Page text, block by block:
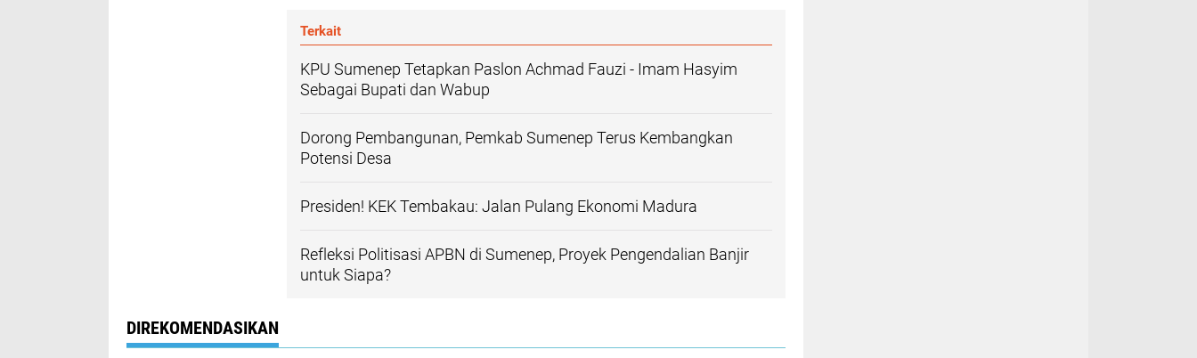
Terkait
KPU Sumenep Tetapkan Paslon Achmad Fauzi - Imam Hasyim
Sebagai Bupati dan Wabup
Dorong Pembangunan, Pemkab Sumenep Terus Kembangkan
Potensi Desa
Presiden! KEK Tembakau: Jalan Pulang Ekonomi Madura
Refleksi Politisasi APBN di Sumenep, Proyek Pengendalian Banjir
untuk Siapa?
DIREKOMENDASIKAN